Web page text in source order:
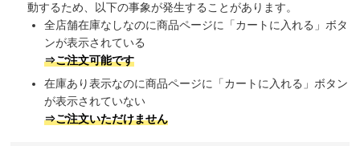
動するため、以下の事象が発生することがあります。
全店舗在庫なしなのに商品ページに「カートに入れる」ボタ
ンが表示されている
⇒ご注文可能です
在庫あり表示なのに商品ページに「カートに入れる」ボタン
が表示されていない
⇒ご注文いただけません